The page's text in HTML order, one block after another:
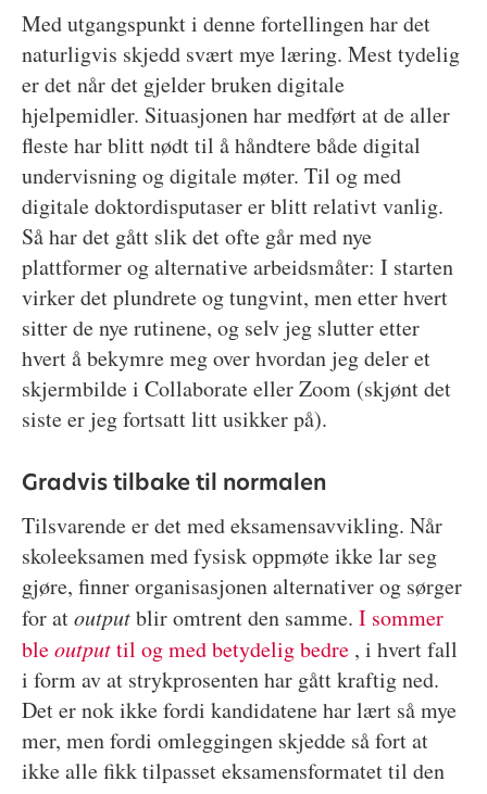
Med utgangspunkt i denne fortellingen har det
naturligvis skjedd svært mye læring. Mest tydelig
er det når det gjelder bruken digitale
hjelpemidler. Situasjonen har medført at de aller
fleste har blitt nødt til å håndtere både digital
undervisning og digitale møter. Til og med
digitale doktordisputaser er blitt relativt vanlig.
Så har det gått slik det ofte går med nye
plattformer og alternative arbeidsmåter: I starten
virker det plundrete og tungvint, men etter hvert
sitter de nye rutinene, og selv jeg slutter etter
hvert å bekymre meg over hvordan jeg deler et
skjermbilde i Collaborate eller Zoom (skjønt det
siste er jeg fortsatt litt usikker på).
Gradvis tilbake til normalen
Tilsvarende er det med eksamensavvikling. Når
skoleeksamen med fysisk oppmøte ikke lar seg
gjøre, finner organisasjonen alternativer og sørger
for atoutputblir omtrent den samme. I sommer
bleoutputtil og med betydelig bedre , i hvert fall
i form av at strykprosenten har gått kraftig ned.
Det er nok ikke fordi kandidatene har lært så mye
mer, men fordi omleggingen skjedde så fort at
ikke alle fikk tilpasset eksamensformatet til den